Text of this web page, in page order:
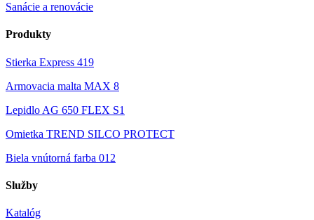
Sanácie a renovácie
Produkty
Stierka Express 419
Armovacia malta MAX 8
Lepidlo AG 650 FLEX S1
Omietka TREND SILCO PROTECT
Biela vnútorná farba 012
Služby
Katalóg